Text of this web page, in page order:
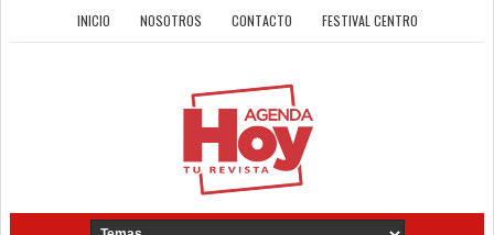
INICIO NOSOTROS CONTACTO FESTIVAL CENTRO